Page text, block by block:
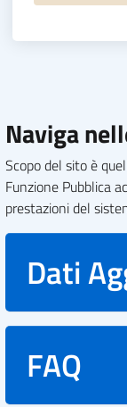
Naviga
Scopo del sito è
Funzione Pubblica
prestazioni del
Dati
FAQ